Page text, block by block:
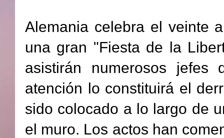
Alemania celebra el veinte
una gran "Fiesta de la
asistirán numerosos
atención lo constituirá el
sido colocado a lo largo de
el muro. Los actos han